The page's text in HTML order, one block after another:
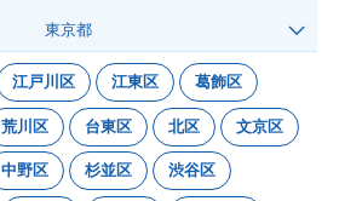
東京都
江戸川区 江東区 葛飾区
荒川区 台東区 北区 文京区
中野区 杉並区 渋谷区